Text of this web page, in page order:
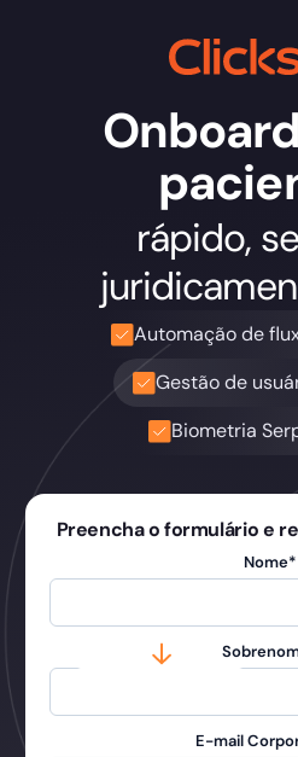
rápido,
Automação de
Gestão de
Biometria
Preencha o formulário e
Nome*
E-mail